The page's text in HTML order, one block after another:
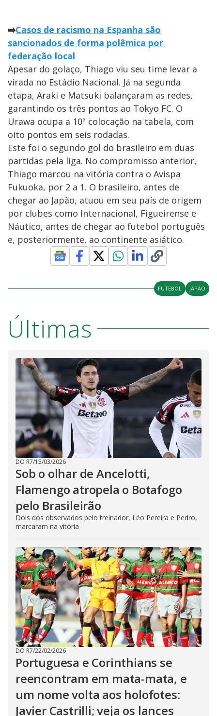
➡️Casos de racismo na Espanha são
sancionados de forma polêmica por
federação local
Apesar do golaço, Thiago viu seu time levar a
virada no Estádio Nacional. Já na segunda
etapa, Araki e Matsuki balançaram as redes,
garantindo os três pontos ao Tokyo FC. O
Urawa ocupa a 10ª colocação na tabela, com
oito pontos em seis rodadas.
Este foi o segundo gol do brasileiro em duas
partidas pela liga. No compromisso anterior,
Thiago marcou na vitória contra o Avispa
Fukuoka, por 2 a 1. O brasileiro, antes de
chegar ao Japão, atuou em seu país de origem
por clubes como Internacional, Figueirense e
Náutico, antes de chegar ao futebol português
e, posteriormente, ao continente asiático.
FUTEBOL JAPÃO
Últimas
DO R7/15/03/2026
Sob o olhar de Ancelotti,
Flamengo atropela o Botafogo
pelo Brasileirão
Dois dos observados pelo treinador, Léo Pereira e Pedro,
marcaram na vitória
DO R7/22/02/2026
Portuguesa e Corinthians se
reencontram em mata-mata, e
um nome volta aos holofotes:
Javier Castrilli; veja os lances